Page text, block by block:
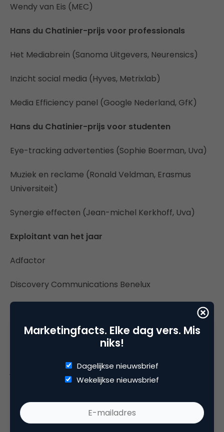
Wendy van Eis (MEC)
Hans du Chatinier-prijs voor professionals
Het Mediabrein (Sanoma Uitgevers, Neurensics)
Inzicht social media (Hyves, Metrixlab)
Media Efficiency panel (Google Nederland, GfK)
Hans du Chatinier-prijs voor studenten
Eye-tracking advertenties (Sophie Boerman, Uva)
Muziek en reclame (Ronald Veldman, Erasmus
Universiteit)
Synergie effecten (Jean-michel Kerkhoff, Uva)
Exploitant van het jaar
Adfactor
Discovery Communications Benelux
Hillenaar Outdoor Advertising
Radio538
Joris van der Pol (Radio538)
Marketingfacts. Elke dag vers. Mis
niks!
Dagelijkse nieuwsbrief
Wekelijkse nieuwsbrief